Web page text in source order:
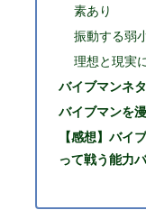
素あり
振動する弱
理想と現実
バイブマンネ
バイブマンを
【感想】バイ
って戦う能力